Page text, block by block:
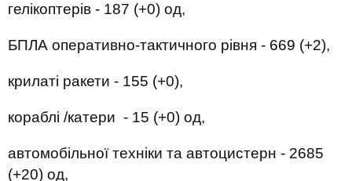
гелікоптерів - 187 (+0) од,
БПЛА оперативно-тактичного рівня - 669 (+2),
крилаті ракети - 155 (+0),
кораблі /катери - 15 (+0) од,
автомобільної техніки та автоцистерн - 2685
(+20) од,